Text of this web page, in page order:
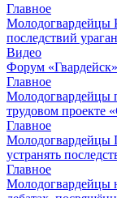
Главное
Молодогвардейцы
последствий
Видео
Форум
Главное
Молодогвардейцы
трудовом проекте
Главное
Молодогвардейцы
устранять
Главное
Молодогвардейцы